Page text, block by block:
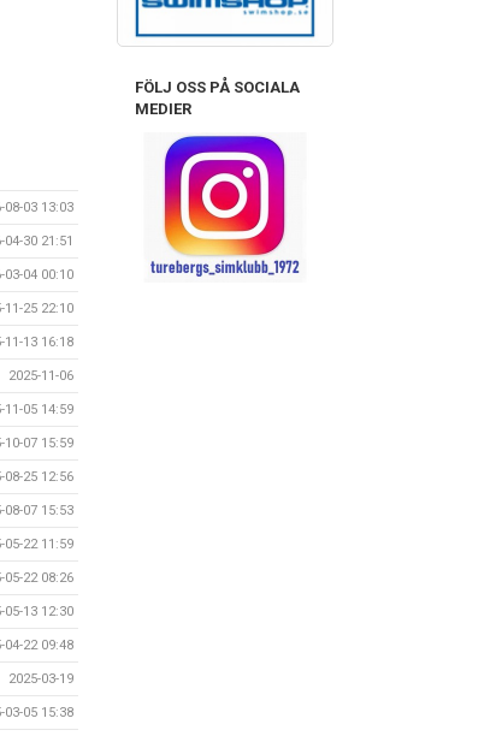
08-03 13:03
04-30 21:51
03-04 00:10
11-25 22:10
11-13 16:18
2025-11-06
11-05 14:59
10-07 15:59
08-25 12:56
08-07 15:53
05-22 11:59
05-22 08:26
05-13 12:30
04-22 09:48
2025-03-19
03-05 15:38
FÖLJ OSS PÅ SOCIALA
MEDIER